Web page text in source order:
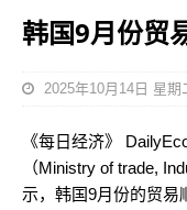
韩国9月份贸
2025年10月14日 星期
《每日经济》
（Ministry of trade,
示，韩国9月份的贸易